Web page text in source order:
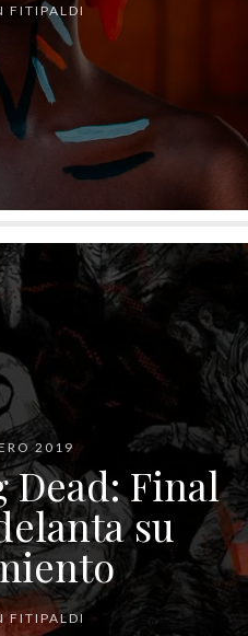
FITIPALDI
2019
Dead: Final
su
FITIPALDI